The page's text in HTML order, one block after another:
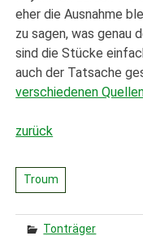
eher die Ausnahme
zu sagen, was genau
sind die Stücke
auch der Tatsache
verschiedenen
zurück
Troum
Tonträger